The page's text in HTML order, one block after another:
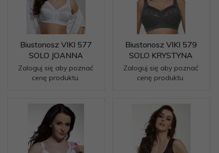
Biustonosz VIKI 577
SOLO JOANNA
Zaloguj się aby poznać
cenę produktu.
Biustonosz VIKI 579
SOLO KRYSTYNA
Zaloguj się aby poznać
cenę produktu.